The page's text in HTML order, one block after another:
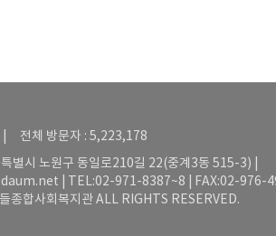
전체 방문자 : 5,223,178
별시 노원구 동일로210길 22(중계3동 515-3) |
| TEL:02-971-8387~8 | FAX:02-976-
종합사회복지관 ALL RIGHTS RESERVED.